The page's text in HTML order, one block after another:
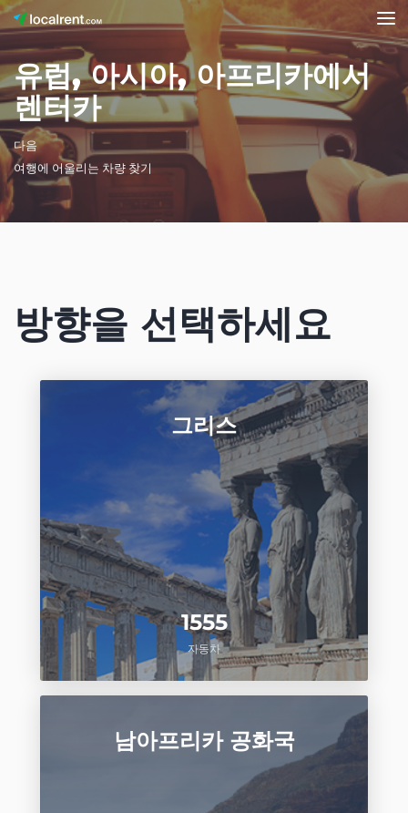
유럽, 아시아, 아프리카에서
렌터카
다음
여행에 어울리는 차량 찾기
방향을 선택하세요
1555
자동차
그리스
남아프리카 공화국